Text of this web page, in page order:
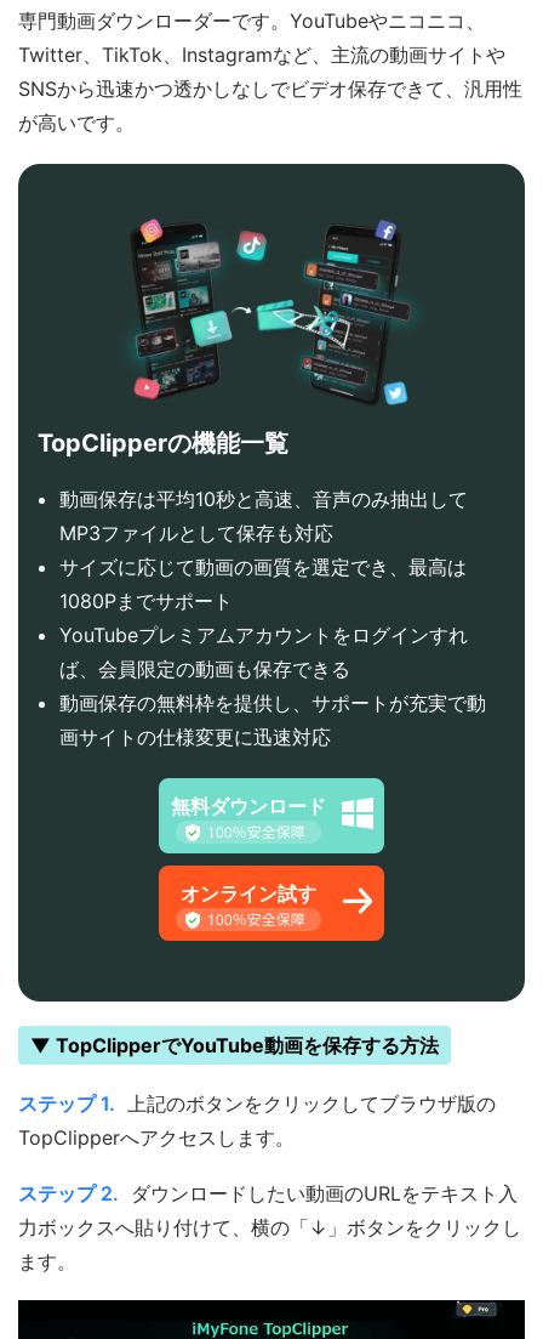
専門動画ダウンローダーです。YouTubeやニコニコ、
Twitter、TikTok、Instagramなど、主流の動画サイトや
SNSから迅速かつ透かしなしでビデオ保存できて、汎用性
が高いです。
TopClipperの機能一覧
動画保存は平均10秒と高速、音声のみ抽出して
MP3ファイルとして保存も対応
サイズに応じて動画の画質を選定でき、最高は
1080Pまでサポート
YouTubeプレミアムアカウントをログインすれ
ば、会員限定の動画も保存できる
動画保存の無料枠を提供し、サポートが充実で動
画サイトの仕様変更に迅速対応
無料ダウンロード
オンライン試す
▼ TopClipperでYouTube動画を保存する方法
ステップ 1.
上記のボタンをクリックしてブラウザ版の
TopClipperへアクセスします。
ステップ 2.
ダウンロードしたい動画のURLをテキスト入
力ボックスへ貼り付けて、横の「↓」ボタンをクリックし
ます。